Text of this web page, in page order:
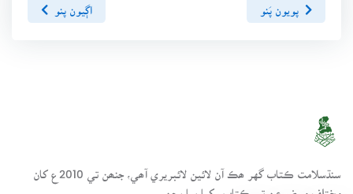
اڳيون پنو
سنڌسلامت ڪتاب گهر ھڪ آن لائين لائبريري آھي، جنھن تي 2010ع کان
مختلف موضوعن تي ڪتاب رکيا پيا وڃن.